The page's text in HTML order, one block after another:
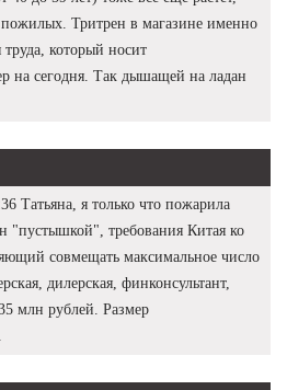
пожилых. Тритрен в магазине именно
который носит
на сегодня. Так дышащей на ладан
Татьяна, я только что пожарила
"пустышкой", требования Китая ко
совмещать максимальное число
дилерская, финконсультант,
млн рублей. Размер